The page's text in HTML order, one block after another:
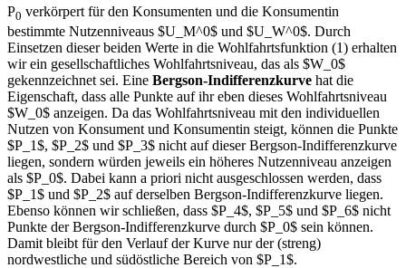
P0 verkörpert für den Konsumenten und die Konsumentin
bestimmte Nutzenniveaus $U_M^0$ und $U_W^0$. Durch
Einsetzen dieser beiden Werte in die Wohlfahrtsfunktion (1) erhalten
wir ein gesellschaftliches Wohlfahrtsniveau, das als $W_0$
gekennzeichnet sei. Eine Bergson-Indifferenzkurve hat die
Eigenschaft, dass alle Punkte auf ihr eben dieses Wohlfahrtsniveau
$W_0$ anzeigen. Da das Wohlfahrtsniveau mit den individuellen
Nutzen von Konsument und Konsumentin steigt, können die Punkte
$P_1$, $P_2$ und $P_3$ nicht auf dieser Bergson-Indifferenzkurve
liegen, sondern würden jeweils ein höheres Nutzenniveau anzeigen
als $P_0$. Dabei kann a priori nicht ausgeschlossen werden, dass
$P_1$ und $P_2$ auf derselben Bergson-Indifferenzkurve liegen.
Ebenso können wir schließen, dass $P_4$, $P_5$ und $P_6$ nicht
Punkte der Bergson-Indifferenzkurve durch $P_0$ sein können.
Damit bleibt für den Verlauf der Kurve nur der (streng)
nordwestliche und südöstliche Bereich von $P_1$.